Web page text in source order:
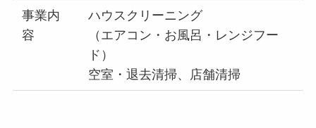
事業内
容
ハウスクリーニング
（エアコン・お風呂・レンジフー
ド）
空室・退去清掃、店舗清掃